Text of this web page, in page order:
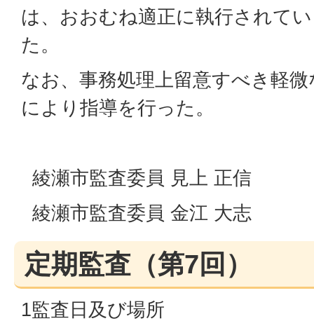
は、おおむね適正に執行されて
た。
なお、事務処理上留意すべき軽
により指導を行った。
綾瀬市監査委員 見上 正信
綾瀬市監査委員 金江 大志
定期監査（第7回）
1監査日及び場所